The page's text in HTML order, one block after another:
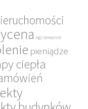
ogrzewanie
pieniądze
ciepła